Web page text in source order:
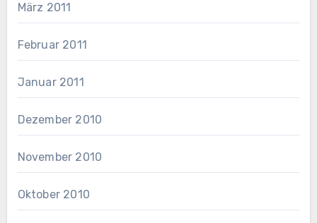
März 2011
Februar 2011
Januar 2011
Dezember 2010
November 2010
Oktober 2010